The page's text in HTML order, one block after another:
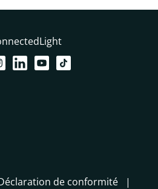
de conformité